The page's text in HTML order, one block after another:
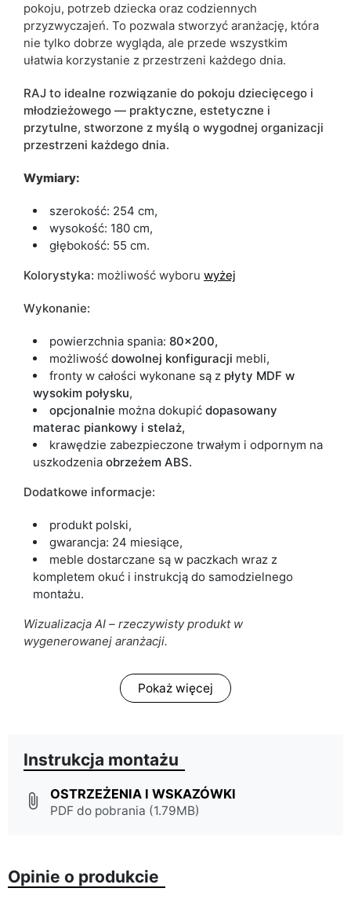
pokoju, potrzeb dziecka oraz codziennych
przyzwyczajeń. To pozwala stworzyć aranżację, która
nie tylko dobrze wygląda, ale przede wszystkim
ułatwia korzystanie z przestrzeni każdego dnia.
RAJ to idealne rozwiązanie do pokoju dziecięcego i
młodzieżowego — praktyczne, estetyczne i
przytulne, stworzone z myślą o wygodnej organizacji
przestrzeni każdego dnia.
Wymiary:
szerokość: 254 cm,
wysokość: 180 cm,
głębokość: 55 cm.
Kolorystyka: możliwość wyboru wyżej
Wykonanie:
powierzchnia spania: 80x200,
możliwość dowolnej konfiguracji mebli,
fronty w całości wykonane są z płyty MDF w
wysokim połysku,
opcjonalnie można dokupić dopasowany
materac piankowy i stelaż,
krawędzie zabezpieczone trwałym i odpornym na
uszkodzenia obrzeżem ABS.
Dodatkowe informacje:
produkt polski,
gwarancja: 24 miesiące,
meble dostarczane są w paczkach wraz z
kompletem okuć i instrukcją do samodzielnego
montażu.
Wizualizacja AI – rzeczywisty produkt w
wygenerowanej aranżacji.
Pokaż więcej
Instrukcja montażu
attach_file OSTRZEŻENIA I WSKAZÓWKI
PDF do pobrania (1.79MB)
Opinie o produkcie